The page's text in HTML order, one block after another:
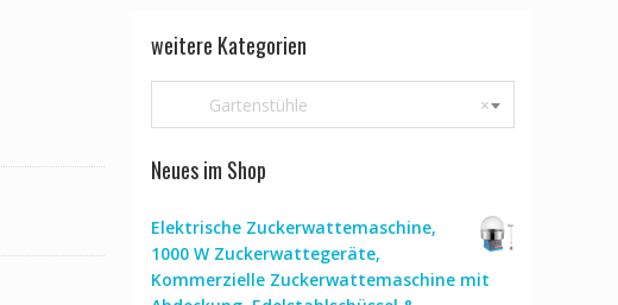
weitere Kategorien
×
Gartenstühle
Neues im Shop
Elektrische Zuckerwattemaschine,
1000 W Zuckerwattegeräte,
Kommerzielle Zuckerwattemaschine mit